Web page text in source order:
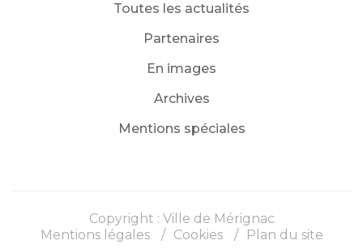
Toutes les actualités
Partenaires
En images
Archives
Mentions spéciales
Copyright : Ville de Mérignac
Mentions légales
Cookies Plan du site